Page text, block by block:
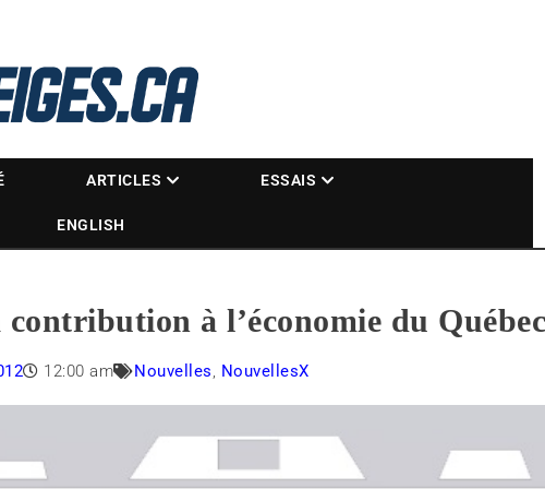
ARTICLES ESSAIS
ENGLISH
à l’économie du
12:00 am Nouvelles, NouvellesX